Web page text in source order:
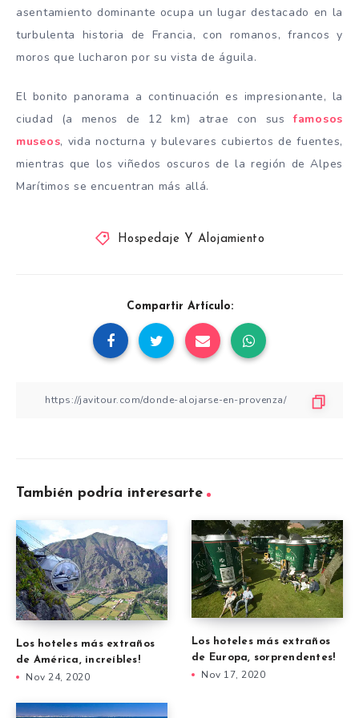
asentamiento dominante ocupa un lugar destacado en la
turbulenta historia de Francia, con romanos, francos y
moros que lucharon por su vista de águila.
El bonito panorama a continuación es impresionante, la
ciudad (a menos de 12 km) atrae con susfamosos
museos, vida nocturna y bulevares cubiertos de fuentes,
mientras que los viñedos oscuros de la región de Alpes
Marítimos se encuentran más allá.
Hospedaje Y Alojamiento
Compartir Artículo:
También podría interesarte
Los hoteles más extraños
de América, increíbles!
Nov 24, 2020
Los hoteles más extraños
de Europa, sorprendentes!
Nov 17, 2020